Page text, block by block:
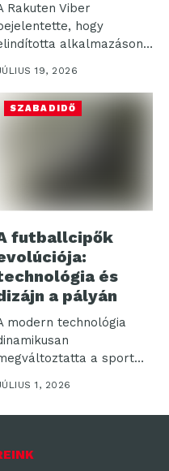
Rakuten Viber
hogy
alkalmazáson
belüli utazási eSIM-
szolgáltatását, amely
19, 2026
SZABADIDŐ
futballcipők
és
a pályán
modern technológia
a sport
labdarúgásban, ahol...
1, 2026